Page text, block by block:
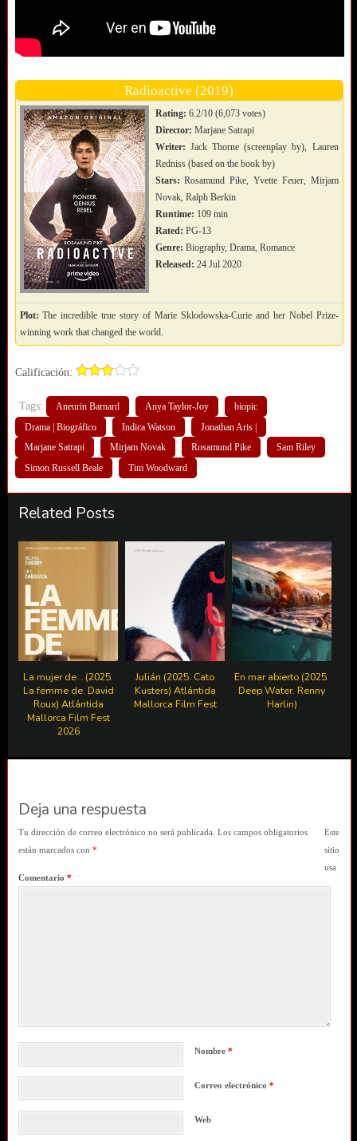
Radioactive (2019)
Rating: 6.2/10 (6,073 votes)
Director: Marjane Satrapi
Writer: Jack Thorne (screenplay by), Lauren
Redniss (based on the book by)
Stars: Rosamund Pike, Yvette Feuer, Mirjam
Novak, Ralph Berkin
Runtime: 109 min
Rated: PG-13
Genre: Biography, Drama, Romance
Released: 24 Jul 2020
Plot: The incredible true story of Marie Sklodowska-Curie and her Nobel Prize-
winning work that changed the world.
Calificación:
Tags: Aneurin Barnard Anya Taylor-Joy
biopic
Drama | Biográfico
Indica Watson
Jonathan Aris |
Marjane Satrapi
Mirjam Novak Rosamund Pike
Sam Riley
Simon Russell Beale
Tim Woodward
Related Posts
La mujer de… (2025.
La femme de. David
Roux) Atlántida
Mallorca Film Fest
2026
Julián (2025. Cato
Kusters) Atlántida
Mallorca Film Fest
En mar abierto (2025.
Deep Water. Renny
Harlin)
Deja una respuesta
Tu dirección de correo electrónico no será publicada. Los campos obligatorios
están marcados con *
Comentario *
Nombre *
Correo electrónico *
Web
Este
sitio
usa